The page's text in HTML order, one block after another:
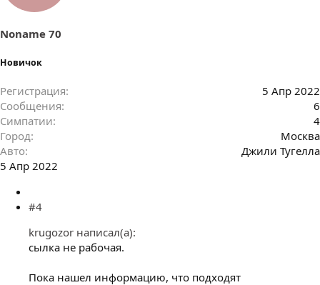
и
:
Noname 70
Новичок
Регистрация
5 Апр 2022
Сообщения
6
Симпатии
4
Город
Москва
Авто
Джили Тугелла
5 Апр 2022
#4
krugozor написал(а):
сылка не рабочая.
Пока нашел информацию, что подходят